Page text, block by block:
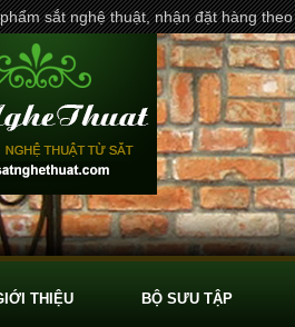
sắt nghệ thuật, nhận đặt hàng
THIỆU BỘ SƯU TẬP